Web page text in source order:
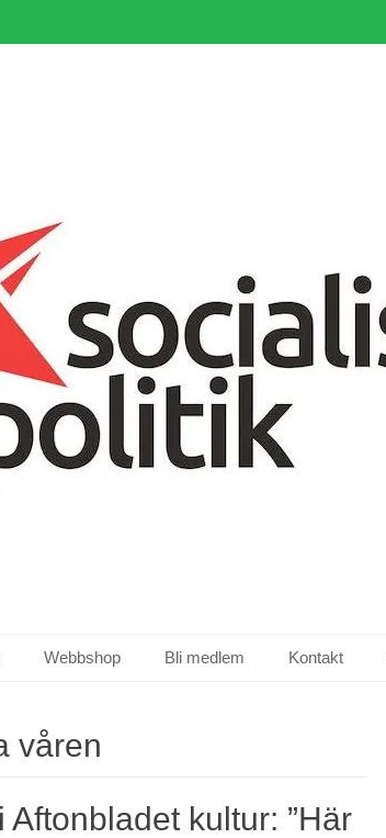
Webbshop Bli medlem Kontakt
våren
kultur: ”Här